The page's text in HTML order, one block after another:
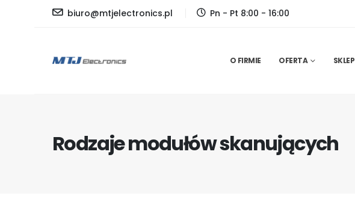
biuro@mtjelectronics.pl Pn - Pt 8:00 - 16:00
O FIRMIE OFERTA SKLEP
Rodzaje modułów skanujących